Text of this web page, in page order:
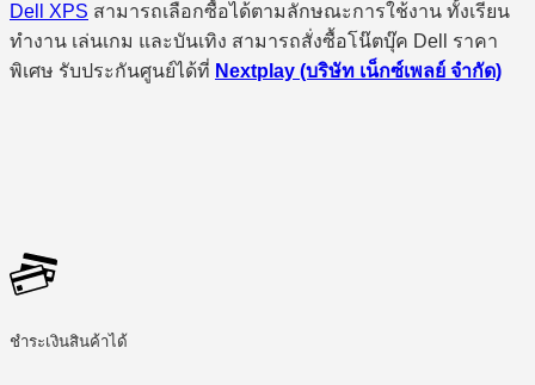
Dell XPS สามารถเลือกซื้อได้ตามลักษณะการใช้งาน ทั้งเรียน
ทำงาน เล่นเกม และบันเทิง สามารถสั่งซื้อโน๊ตบุ๊ค Dell ราคา
พิเศษ รับประกันศูนย์ได้ที่ Nextplay (บริษัท เน็กซ์เพลย์ จำกัด)
ชำระเงินสินค้าได้